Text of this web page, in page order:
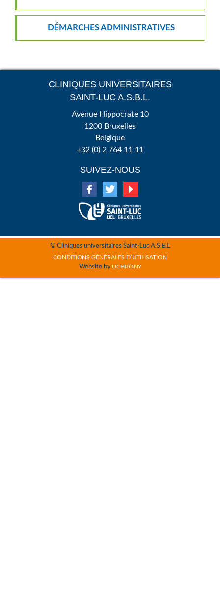
DÉMARCHES ADMINISTRATIVES
CLINIQUES UNIVERSITAIRES
SAINT-LUC A.S.B.L.
Avenue Hippocrate 10
1200 Bruxelles
Belgique
+32 (0) 2 764 11 11
SUIVEZ-NOUS
© Cliniques universitaires Saint-Luc A.S.B.L
CONDITIONS GÉNÉRALES D’UTILISATION
Website by UCHRONY